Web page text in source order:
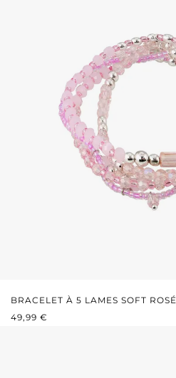
BRACELET À 5 LAMES SOFT ROSÉ
PRIX RÉGULIER :
49,99 €